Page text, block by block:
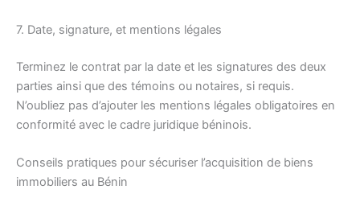
7. Date, signature, et mentions légales
Terminez le contrat par la date et les signatures des deux
parties ainsi que des témoins ou notaires, si requis.
N’oubliez pas d’ajouter les mentions légales obligatoires en
conformité avec le cadre juridique béninois.
Conseils pratiques pour sécuriser l’acquisition de biens
immobiliers au Bénin